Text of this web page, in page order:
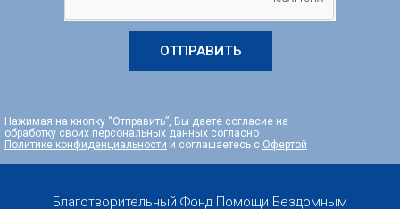
ОТПРАВИТЬ
Нажимая на кнопку “Отправить”, Вы даете согласие на
обработку своих персональных данных согласно
Политике конфиденциальности и соглашаетесь с Офертой
Благотворительный Фонд Помощи Бездомным